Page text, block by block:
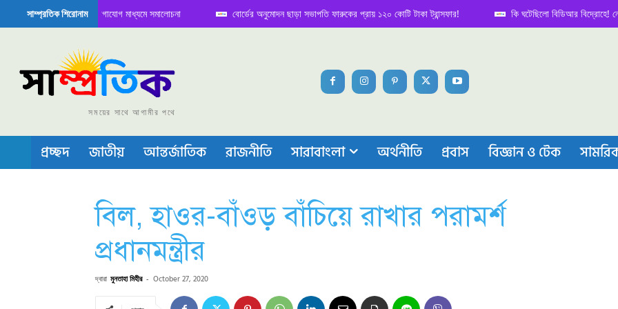
সাম্প্রতিক শিরোনাম
বৈঠক নিয়ে সামাজিক যোগাযোগ মাধ্যমে সমালোচনা বোর্ডের অনুমোদন ছাড়া সভাপতি ফারুকের প্রায় ১২০ কোটি টাকা ট্রান্সফার! কি ঘটেছিলো বিডিআর বিদ্রোহে! নেপথ্য
বা চীপ তৈরিতে নিজের শক্ত অবস্থান জানান দিচ্ছে চীন
সময়ের সাথে আগামীর পথে
প্রচ্ছদ জাতীয় আন্তর্জাতিক রাজনীতি সারাবাংলা অর্থনীতি প্রবাস বিজ্ঞান ও টেক
বিল, হাওর-বাঁওড় বাঁচিয়ে রাখার পরামর্শ
প্রধানমন্ত্রীর
দ্বারা মুনতাহা মিহীর - October 27, 2020